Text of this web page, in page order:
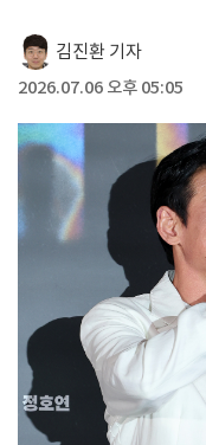
김진환 기자
2026.07.06 오후 05:05